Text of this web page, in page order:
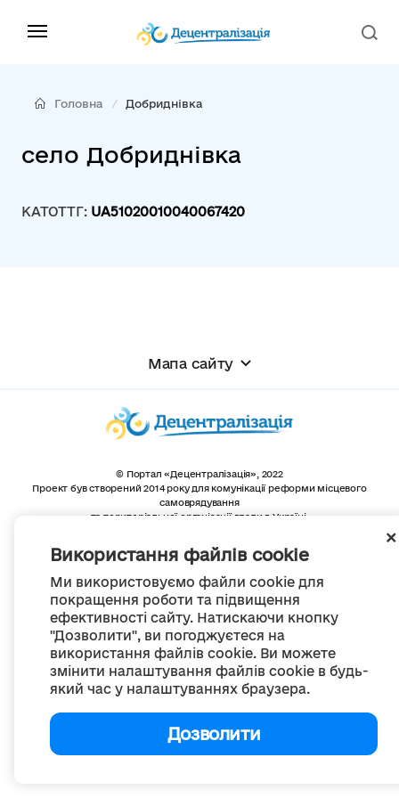
Використання файлів cookie
Ми використовуємо файли cookie для
покращення роботи та підвищення
ефективності сайту. Натискаючи кнопку
"Дозволити", ви погоджуєтеся на
використання файлів cookie. Ви можете
змінити налаштування файлів cookie в будь-
який час у налаштуваннях браузера.
Дозволити
Головна Добриднівка
село Добриднівка
КАТОТТГ: UA51020010040067420
Мапа сайту
© Портал «Децентралізація», 2022
Проект був створений 2014 року для комунікації реформи місцевого
самоврядування
та територіальної організації влади в Україні.
Весь контент доступний за ліцензією
Creative Commons Attribution 4.0 International license,
якщо не зазначено інше